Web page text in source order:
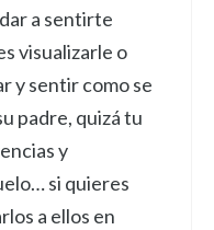
a sentirte
visualizarle o
y sentir como se
padre, quizá tu
y
si quieres
a ellos en